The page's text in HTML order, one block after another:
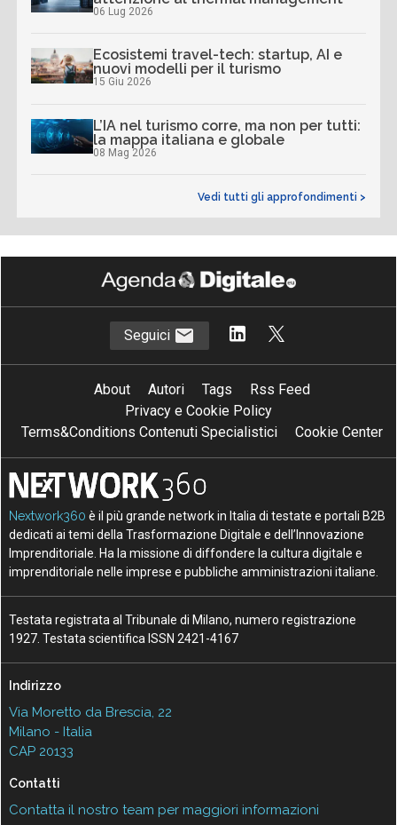
06 Lug 2026
Ecosistemi travel-tech: startup, AI e
nuovi modelli per il turismo
15 Giu 2026
L’IA nel turismo corre, ma non per tutti:
la mappa italiana e globale
08 Mag 2026
Vedi tutti gli approfondimenti >
Seguici
About Autori Tags
Rss Feed
Privacy e Cookie Policy
Terms&Conditions Contenuti Specialistici
Cookie Center
Nextwork360 è il più grande network in Italia di testate e portali B2B
dedicati ai temi della Trasformazione Digitale e dell’Innovazione
Imprenditoriale. Ha la missione di diffondere la cultura digitale e
imprenditoriale nelle imprese e pubbliche amministrazioni italiane.
Testata registrata al Tribunale di Milano, numero registrazione
1927. Testata scientifica ISSN 2421-4167
Indirizzo
Via Moretto da Brescia, 22
Milano - Italia
CAP 20133
Contatti
Contatta il nostro team per maggiori informazioni